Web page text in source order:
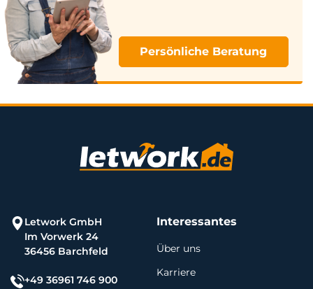
Persönliche Beratung
Letwork GmbH
Im Vorwerk 24
36456 Barchfeld
+49 36961 746 900
Interessantes
Über uns
Karriere